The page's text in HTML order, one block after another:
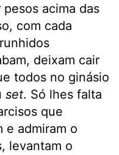
acima das
com cada
deixam cair
todos no ginásio
set. Só lhes falta
que
e admiram o
levantam o